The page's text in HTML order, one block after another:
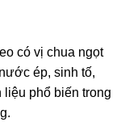
có vị chua ngọt
ép, sinh tố,
phổ biến trong